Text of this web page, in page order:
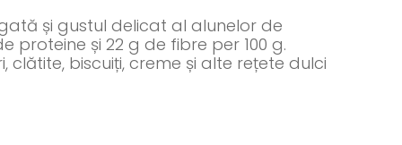
și gustul delicat al alunelor de
proteine și 22 g de fibre per 100 g.
clătite, biscuiți, creme și alte rețete dulci